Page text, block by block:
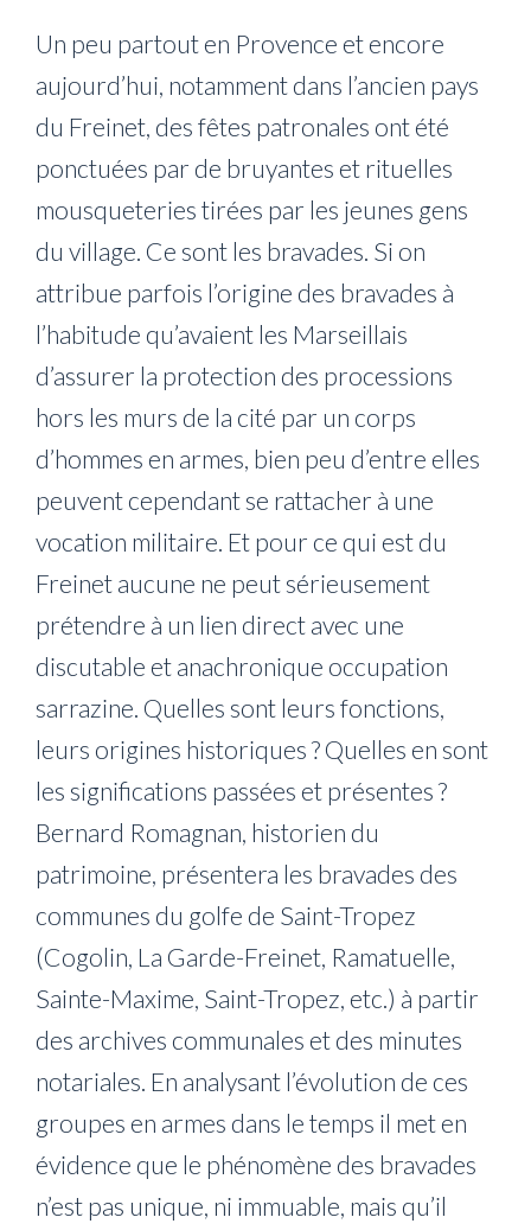
Un peu partout en Provence et encore
aujourd’hui, notamment dans l’ancien pays
du Freinet, des fêtes patronales ont été
ponctuées par de bruyantes et rituelles
mousqueteries tirées par les jeunes gens
du village. Ce sont les bravades. Si on
attribue parfois l’origine des bravades à
l’habitude qu’avaient les Marseillais
d’assurer la protection des processions
hors les murs de la cité par un corps
d’hommes en armes, bien peu d’entre elles
peuvent cependant se rattacher à une
vocation militaire. Et pour ce qui est du
Freinet aucune ne peut sérieusement
prétendre à un lien direct avec une
discutable et anachronique occupation
sarrazine. Quelles sont leurs fonctions,
leurs origines historiques ? Quelles en sont
les significations passées et présentes ?
Bernard Romagnan, historien du
patrimoine, présentera les bravades des
communes du golfe de Saint-Tropez
(Cogolin, La Garde-Freinet, Ramatuelle,
Sainte-Maxime, Saint-Tropez, etc.) à partir
des archives communales et des minutes
notariales. En analysant l’évolution de ces
groupes en armes dans le temps il met en
évidence que le phénomène des bravades
n’est pas unique, ni immuable, mais qu’il